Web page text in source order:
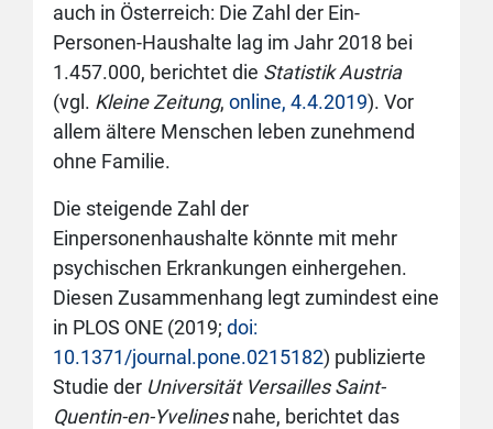
auch in Österreich: Die Zahl der Ein-
Personen-Haushalte lag im Jahr 2018 bei
1.457.000, berichtet die Statistik Austria
(vgl. Kleine Zeitung, online, 4.4.2019). Vor
allem ältere Menschen leben zunehmend
ohne Familie.
Die steigende Zahl der
Einpersonenhaushalte könnte mit mehr
psychischen Erkrankungen einhergehen.
Diesen Zusammenhang legt zumindest eine
in PLOS ONE (2019; doi:
10.1371/journal.pone.0215182) publizierte
Studie der Universität Versailles Saint-
Quentin-en-Yvelinesnahe, berichtet das